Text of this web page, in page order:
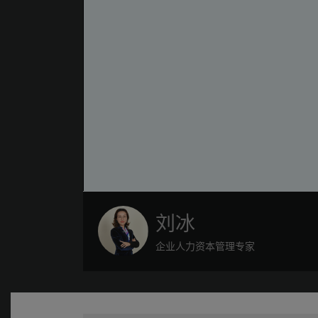
刘冰
企业人力资本管理专家